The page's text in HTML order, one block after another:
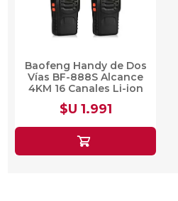
Baofeng Handy de Dos
Vías BF-888S Alcance
4KM 16 Canales Li-ion
1500Mah
$U 1.991